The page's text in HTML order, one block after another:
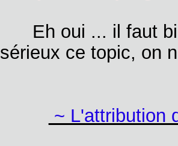
Eh oui ... il faut
sérieux ce topic, on
~ L'attribution